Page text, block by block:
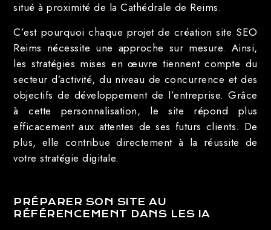
situé à proximité de la Cathédrale de Reims.
C’est pourquoi chaque projet de création site SEO
Reims nécessite une approche sur mesure. Ainsi,
les stratégies mises en œuvre tiennent compte du
secteur d’activité, du niveau de concurrence et des
objectifs de développement de l’entreprise. Grâce
à cette personnalisation, le site répond plus
efficacement aux attentes de ses futurs clients. De
plus, elle contribue directement à la réussite de
votre stratégie digitale.
PRÉPARER SON SITE AU
RÉFÉRENCEMENT DANS LES IA